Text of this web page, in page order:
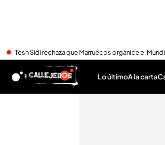
Tesh Sidi rechaza que Marruecos organice el
Lo últimoA la carta